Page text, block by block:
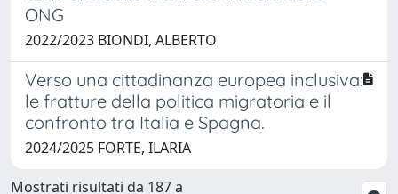
ONG
2022/2023 BIONDI, ALBERTO
Verso una cittadinanza europea inclusiva:
le fratture della politica migratoria e il
confronto tra Italia e Spagna.
2024/2025 FORTE, ILARIA
Mostrati risultati da 187 a